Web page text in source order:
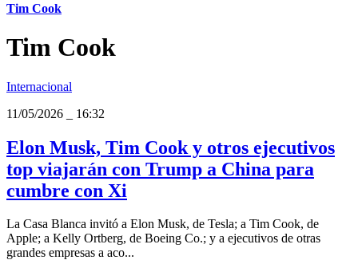
Tim Cook
Tim Cook
Internacional
11/05/2026
16:32
Elon Musk, Tim Cook y otros ejecutivos
top viajarán con Trump a China para
cumbre con Xi
La Casa Blanca invitó a Elon Musk, de Tesla; a Tim Cook, de
Apple; a Kelly Ortberg, de Boeing Co.; y a ejecutivos de otras
grandes empresas a aco...